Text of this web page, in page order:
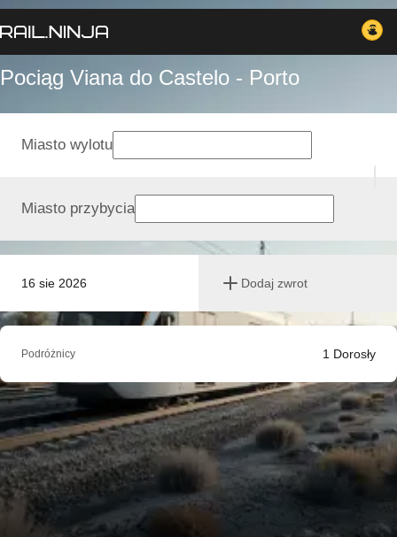
Pociąg Viana do Castelo - Porto
16 sie 2026 Dodaj zwrot
Miasto wylotu
Miasto przybycia
Podróżnicy 1 Dorosły